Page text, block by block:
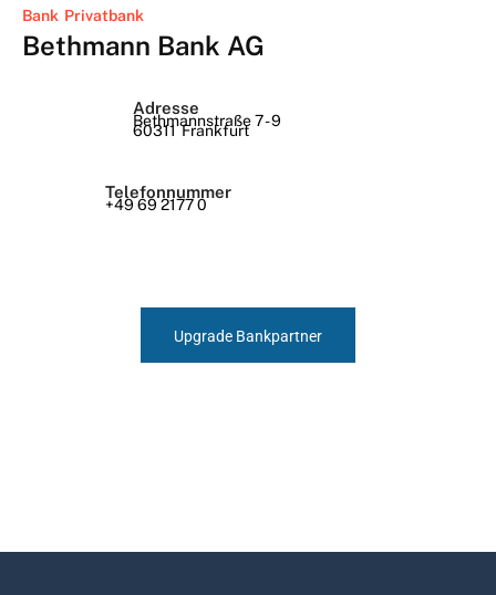
Bank Privatbank
Bethmann Bank AG
Adresse
Bethmannstraße 7 - 9
60311 Frankfurt
Telefonnummer
+49 69 2177 0
Upgrade Bankpartner